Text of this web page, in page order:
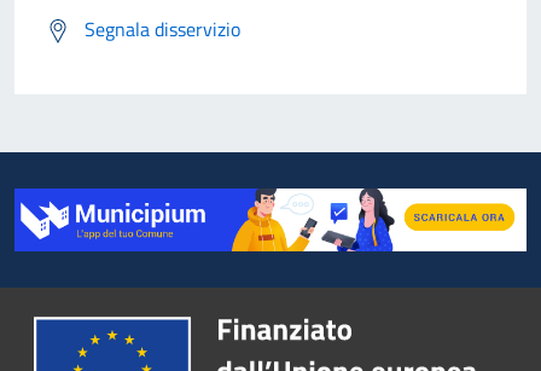
Segnala disservizio